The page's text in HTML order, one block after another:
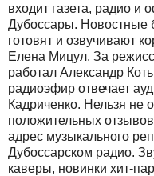
входит газета, радио и
Дубоссары. Новостные
готовят и озвучивают
Елена Мицул. За
работал Александр
радиоэфир отвечает
Кадриченко. Нельзя не
положительных
адрес музыкального
Дубоссарском радио.
каверы, новинки хит-